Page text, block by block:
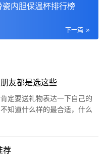
内胆保温杯排行榜
下一篇
友都是选这些
要送礼物表达一下自己的
知道什么样的最合适，什么
小编来为大家列出送女友生
，比如腮红、口红以及粉底
荐